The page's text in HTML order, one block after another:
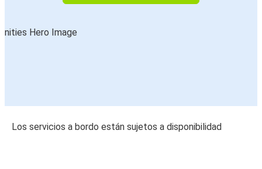
Los servicios a bordo están sujetos a disponibilidad